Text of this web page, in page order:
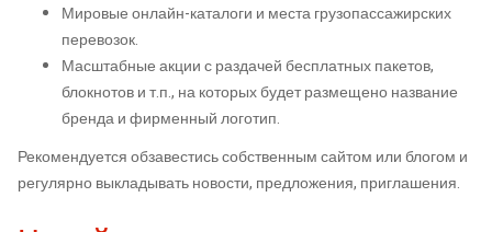
Мировые онлайн-каталоги и места грузопассажирских
перевозок.
Масштабные акции с раздачей бесплатных пакетов,
блокнотов и т.п., на которых будет размещено название
бренда и фирменный логотип.
Рекомендуется обзавестись собственным сайтом или блогом и
регулярно выкладывать новости, предложения, приглашения.